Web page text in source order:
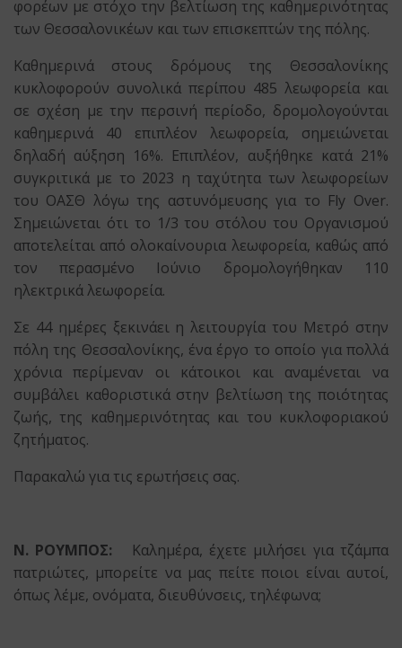
φορέων με στόχο την βελτίωση της καθημερινότητας
των Θεσσαλονικέων και των επισκεπτών της πόλης.
Καθημερινά στους δρόμους της Θεσσαλονίκης
κυκλοφορούν συνολικά περίπου 485 λεωφορεία και
σε σχέση με την περσινή περίοδο, δρομολογούνται
καθημερινά 40 επιπλέον λεωφορεία, σημειώνεται
δηλαδή αύξηση 16%. Επιπλέον, αυξήθηκε κατά 21%
συγκριτικά με το 2023 η ταχύτητα των λεωφορείων
του ΟΑΣΘ λόγω της αστυνόμευσης για το Fly Over.
Σημειώνεται ότι το 1/3 του στόλου του Οργανισμού
αποτελείται από ολοκαίνουρια λεωφορεία, καθώς από
τον περασμένο Ιούνιο δρομολογήθηκαν 110
ηλεκτρικά λεωφορεία.
Σε 44 ημέρες ξεκινάει η λειτουργία του Μετρό στην
πόλη της Θεσσαλονίκης, ένα έργο το οποίο για πολλά
χρόνια περίμεναν οι κάτοικοι και αναμένεται να
συμβάλει καθοριστικά στην βελτίωση της ποιότητας
ζωής, της καθημερινότητας και του κυκλοφοριακού
ζητήματος.
Παρακαλώ για τις ερωτήσεις σας.
Ν. ΡΟΥΜΠΟΣ:
Καλημέρα, έχετε μιλήσει για τζάμπα
πατριώτες, μπορείτε να μας πείτε ποιοι είναι αυτοί,
όπως λέμε, ονόματα, διευθύνσεις, τηλέφωνα;